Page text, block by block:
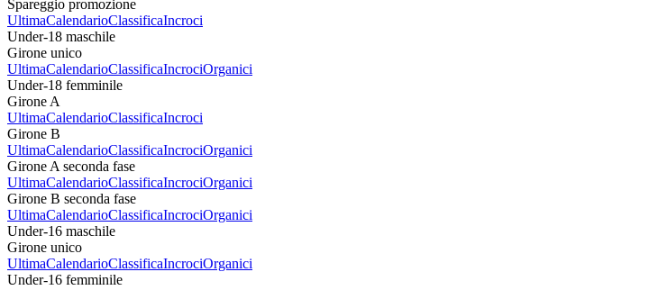
Spareggio promozione
UltimaCalendarioClassificaIncroci
Under-18 maschile
Girone unico
UltimaCalendarioClassificaIncrociOrganici
Under-18 femminile
Girone A
UltimaCalendarioClassificaIncroci
Girone B
UltimaCalendarioClassificaIncrociOrganici
Girone A seconda fase
UltimaCalendarioClassificaIncrociOrganici
Girone B seconda fase
UltimaCalendarioClassificaIncrociOrganici
Under-16 maschile
Girone unico
UltimaCalendarioClassificaIncrociOrganici
Under-16 femminile